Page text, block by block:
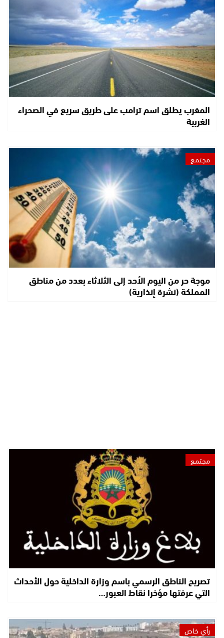
المغرب يطلق اسم ترامب على طريق سريع في الصحراء
الغربية
مجتمع
موجة حر من اليوم الأحد إلى الثلاثاء بعدد من مناطق
المملكة (نشرة إنذارية)
مجتمع
تصريح الناطق الرسمي باسم وزارة الداخلية حول الأحداث
التي عرفتها مؤخرا نقاط العبور…
رأي خاص